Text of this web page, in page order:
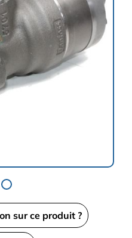
sur ce produit ?